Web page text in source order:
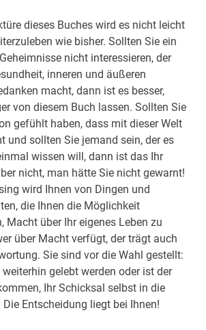
dieses Buches wird es nicht leicht
wie bisher. Sollten Sie ein
nicht interessieren, der
inneren und äußeren
macht, dann ist es besser,
von diesem Buch lassen. Sollten Sie
gefühlt haben, dass mit dieser Welt
und sollten Sie jemand sein, der es
wissen will, dann ist das Ihr
nicht, man hätte Sie nicht gewarnt!
wird Ihnen von Dingen und
die Ihnen die Möglichkeit
Macht über Ihr eigenes Leben zu
über Macht verfügt, der trägt auch
Sie sind vor die Wahl gestellt:
gelebt werden oder ist der
Ihr Schicksal selbst in die
Die Entscheidung liegt bei Ihnen!